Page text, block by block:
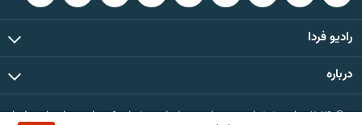
رادیو فردا
درباره
© ۲۰۲۶ تمام حقوق این وب‌سایت، بر اساس مقررات کپی‌رایت، برای رادیو فردا